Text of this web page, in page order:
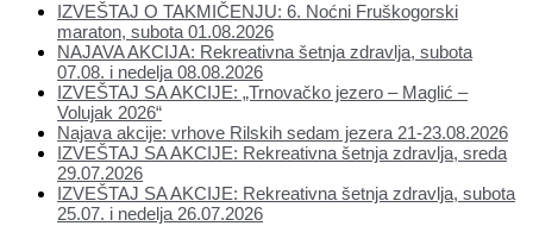
IZVEŠTAJ O TAKMIČENJU: 6. Noćni Fruškogorski
maraton, subota 01.08.2026
NAJAVA AKCIJA: Rekreativna šetnja zdravlja, subota
07.08. i nedelja 08.08.2026
IZVEŠTAJ SA AKCIJE: „Trnovačko jezero – Maglić –
Volujak 2026“
Najava akcije: vrhove Rilskih sedam jezera 21-23.08.2026
IZVEŠTAJ SA AKCIJE: Rekreativna šetnja zdravlja, sreda
29.07.2026
IZVEŠTAJ SA AKCIJE: Rekreativna šetnja zdravlja, subota
25.07. i nedelja 26.07.2026